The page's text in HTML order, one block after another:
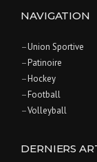
NAVIGATION
–Union Sportive
–Patinoire
–Hockey
–Football
–Volleyball
DERNIERS